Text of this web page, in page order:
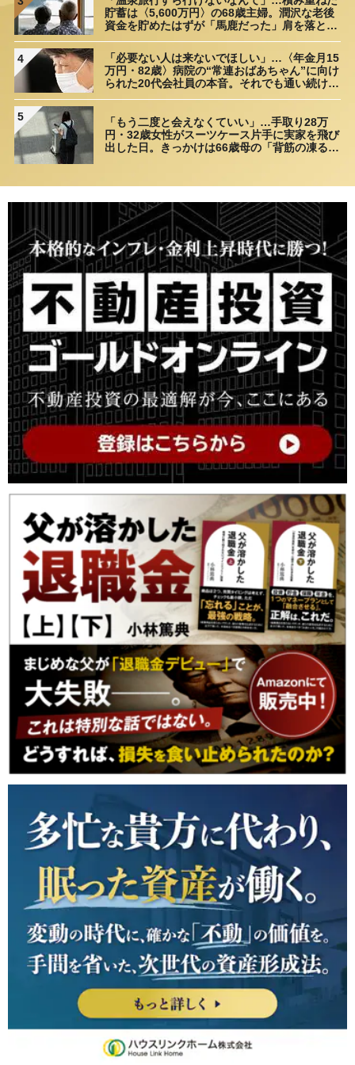
貯蓄は〈5,600万円〉の68歳主婦。潤沢な老後
資金を貯めたはずが「馬鹿だった」肩を落とす
4
「必要ない人は来ないでほしい」…〈年金月15
万円・82歳〉病院の“常連おばあちゃん”に向け
られた20代会社員の本音。それでも通い続ける
5
「もう二度と会えなくていい」…手取り28万
円・32歳女性がスーツケース片手に実家を飛び
出した日。きっかけは66歳母の「背筋の凍る一